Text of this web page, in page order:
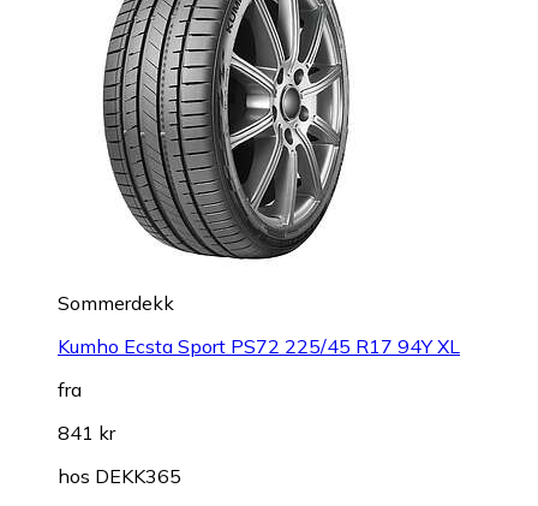
Sommerdekk
Kumho Ecsta Sport PS72 225/45 R17 94Y XL
fra
841 kr
hos DEKK365